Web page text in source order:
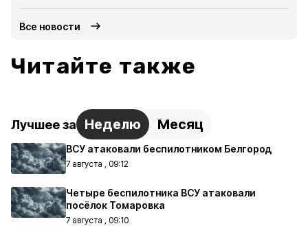
Все новости
Читайте также
Лучшее за Неделю Месяц
ВСУ атаковали беспилотником Белгород
7 августа , 09:12
Четыре беспилотника ВСУ атаковали
посёлок Томаровка
7 августа , 09:10